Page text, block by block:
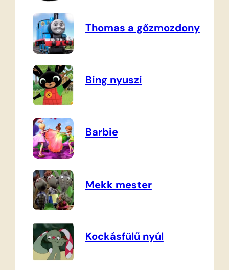
Thomas a gőzmozdony
Bing nyuszi
Barbie
Mekk mester
Kockásfülű nyúl